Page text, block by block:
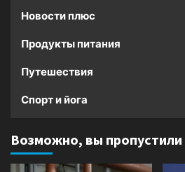
Новости плюс
Продукты питания
Путешествия
Спорт и йога
Возможно, вы пропустили